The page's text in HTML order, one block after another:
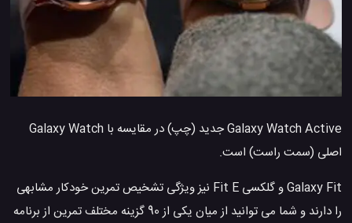
Galaxy Watch Active جدید (چپ) در مقایسه با Galaxy Watch
اصلی (سمت راست) است.
Galaxy Fit و گلکسی Fit E نیز ویژگی تشخیص تمرین خودکار مشابهی
را دارند و شما می توانید از میان یکی از 90 گزینه مختلف تمرین از برنامه